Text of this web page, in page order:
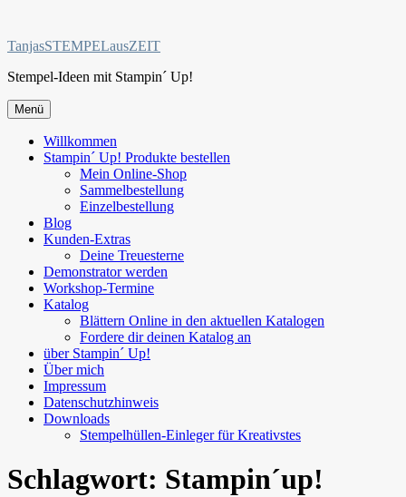
springen
TanjasSTEMPELausZEIT
Stempel-Ideen mit Stampin´ Up!
Menü
Willkommen
Stampin´ Up! Produkte bestellen
Mein Online-Shop
Sammelbestellung
Einzelbestellung
Blog
Kunden-Extras
Deine Treuesterne
Demonstrator werden
Workshop-Termine
Katalog
Blättern Online in den aktuellen Katalogen
Fordere dir deinen Katalog an
über Stampin´ Up!
Über mich
Impressum
Datenschutzhinweis
Downloads
Stempelhüllen-Einleger für Kreativstes
Schlagwort: Stampin´up!